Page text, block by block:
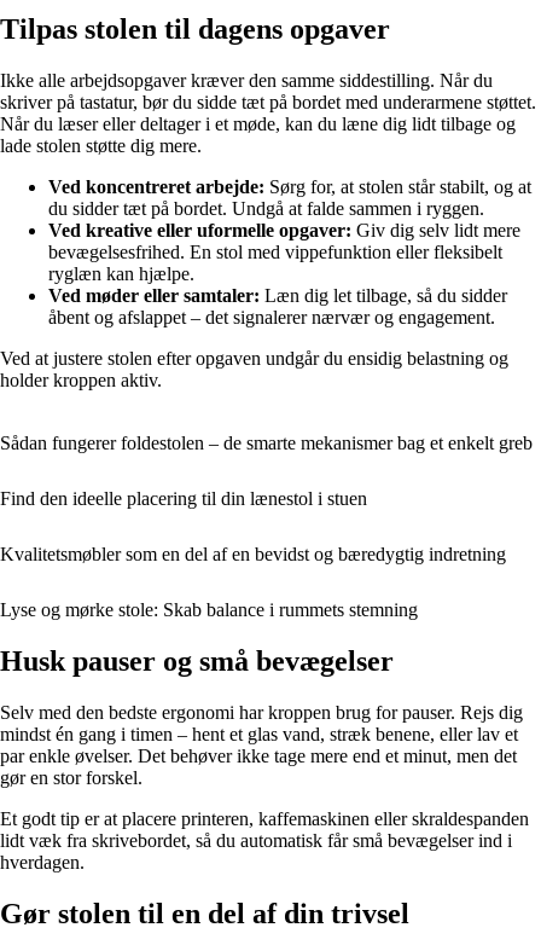
Tilpas stolen til dagens opgaver
Ikke alle arbejdsopgaver kræver den samme siddestilling. Når du
skriver på tastatur, bør du sidde tæt på bordet med underarmene støttet.
Når du læser eller deltager i et møde, kan du læne dig lidt tilbage og
lade stolen støtte dig mere.
Ved koncentreret arbejde: Sørg for, at stolen står stabilt, og at
du sidder tæt på bordet. Undgå at falde sammen i ryggen.
Ved kreative eller uformelle opgaver: Giv dig selv lidt mere
bevægelsesfrihed. En stol med vippefunktion eller fleksibelt
ryglæn kan hjælpe.
Ved møder eller samtaler: Læn dig let tilbage, så du sidder
åbent og afslappet – det signalerer nærvær og engagement.
Ved at justere stolen efter opgaven undgår du ensidig belastning og
holder kroppen aktiv.
Sådan fungerer foldestolen – de smarte mekanismer bag et enkelt greb
Find den ideelle placering til din lænestol i stuen
Kvalitetsmøbler som en del af en bevidst og bæredygtig indretning
Lyse og mørke stole: Skab balance i rummets stemning
Husk pauser og små bevægelser
Selv med den bedste ergonomi har kroppen brug for pauser. Rejs dig
mindst én gang i timen – hent et glas vand, stræk benene, eller lav et
par enkle øvelser. Det behøver ikke tage mere end et minut, men det
gør en stor forskel.
Et godt tip er at placere printeren, kaffemaskinen eller skraldespanden
lidt væk fra skrivebordet, så du automatisk får små bevægelser ind i
hverdagen.
Gør stolen til en del af din trivsel